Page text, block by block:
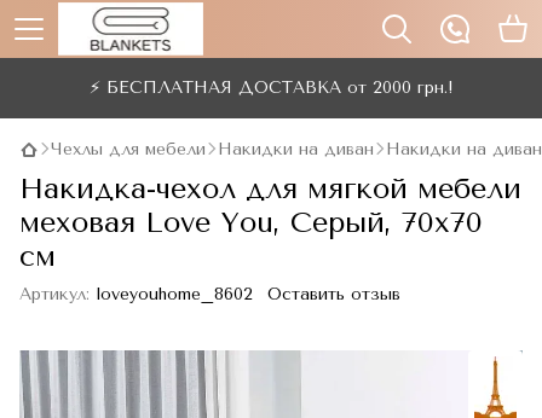
⚡ БЕСПЛАТНАЯ ДОСТАВКА от 2000 грн.!
Чехлы для мебели Накидки на диван Накидки на
Накидка-чехол для мягкой мебели
меховая Love You, Серый, 70x70
см
Артикул: loveyouhome_8602 Оставить отзыв